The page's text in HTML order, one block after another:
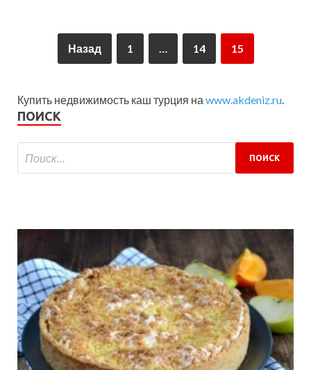
Назад 1 … 14 15
Купить недвижимость каш турция на www.akdeniz.ru.
ПОИСК